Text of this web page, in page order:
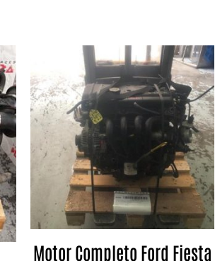
Motor Completo Ford Fiesta